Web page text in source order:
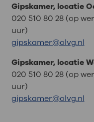
Gipskamer, locatie
020 510 80 28 (op
uur)
gipskamer@olvg.nl
Gipskamer, locatie
020 510 80 28 (op
uur)
gipskamer@olvg.nl